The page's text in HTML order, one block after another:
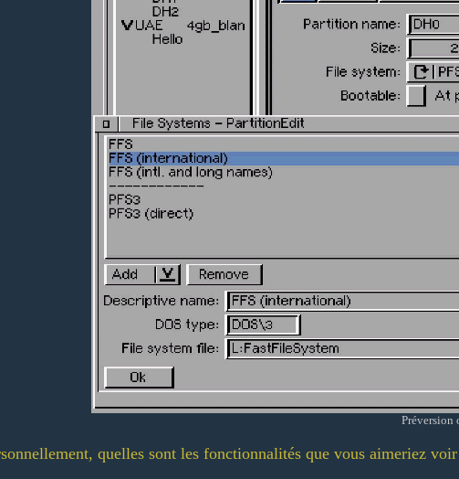
Préversion
quelles sont les fonctionnalités que vous aimeriez